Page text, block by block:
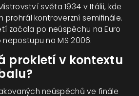
světa 1934 v Itálii, kde
prohrál kontroverzní semifinále.
začala po neúspěchu na Euro
na MS 2006.
prokletí v kontextu
neúspěchů ve finále